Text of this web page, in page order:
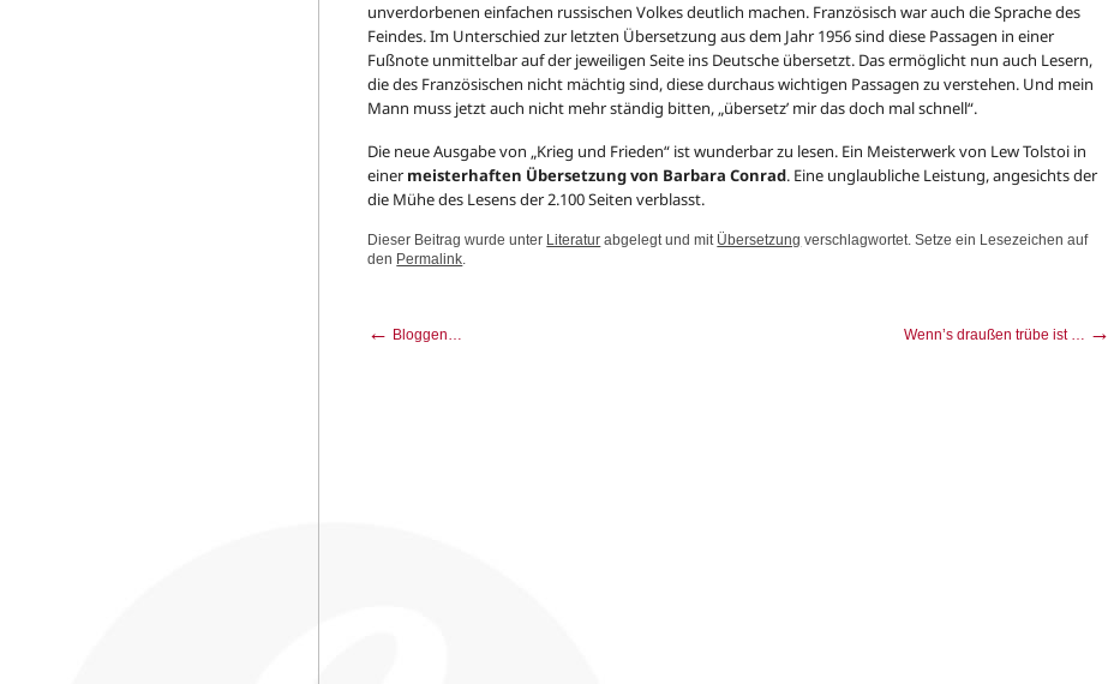
unverdorbenen einfachen russischen Volkes deutlich machen. Französisch war auch die Sprache des
Feindes. Im Unterschied zur letzten Übersetzung aus dem Jahr 1956 sind diese Passagen in einer
Fußnote unmittelbar auf der jeweiligen Seite ins Deutsche übersetzt. Das ermöglicht nun auch Lesern,
die des Französischen nicht mächtig sind, diese durchaus wichtigen Passagen zu verstehen. Und mein
Mann muss jetzt auch nicht mehr ständig bitten, „übersetz’ mir das doch mal schnell“.
Die neue Ausgabe von „Krieg und Frieden“ ist wunderbar zu lesen. Ein Meisterwerk von Lew Tolstoi in
einer meisterhaften Übersetzung von Barbara Conrad. Eine unglaubliche Leistung, angesichts der
die Mühe des Lesens der 2.100 Seiten verblasst.
Dieser Beitrag wurde unter Literatur abgelegt und mit Übersetzung verschlagwortet. Setze ein Lesezeichen auf
den Permalink.
← Bloggen… Wenn’s draußen trübe ist … →